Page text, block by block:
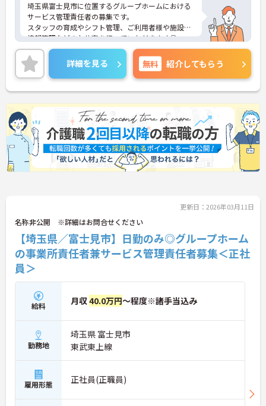
埼玉県富士見市に位置するグループホームにおける
サービス管理責任者の募集です。
スタッフの育成やシフト管理、ご利用者様や施設の
情報管理などのお仕事を行っていただきます◎
資格取得助成制度があるので、スキルアップを目指
しやすい環境が整っています♪
ご興味のある方には面接ポイントをお伝えしますの
で、お気軽にお問い合わせください！
詳細を見る 無料 紹介してもらう
更新日：2026年03月11日
名称非公開 ※詳細はお問合せください
【埼玉県／富士見市】日勤のみ◎グループホーム
の事業所責任者兼サービス管理責任者募集＜正社
員＞
給料 月収40.0万円～程度※諸手当込み
勤務地
埼玉県 富士見市
東武東上線
雇用形態 正社員(正職員)